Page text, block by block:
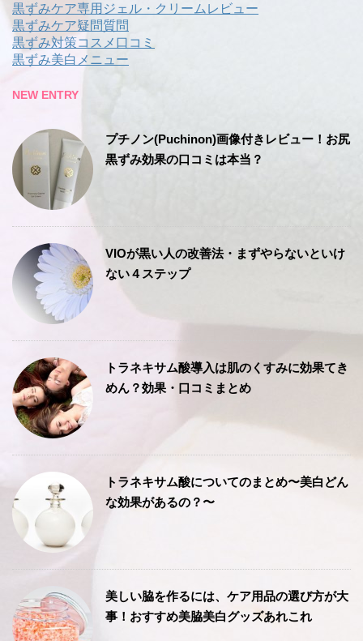
黒ずみケア専用ジェル・クリームレビュー
黒ずみケア疑問質問
黒ずみ対策コスメ口コミ
黒ずみ美白メニュー
NEW ENTRY
プチノン(Puchinon)画像付きレビュー！お尻
黒ずみ効果の口コミは本当？
VIOが黒い人の改善法・まずやらないといけ
ない４ステップ
トラネキサム酸導入は肌のくすみに効果てき
めん？効果・口コミまとめ
トラネキサム酸についてのまとめ〜美白どん
な効果があるの？〜
美しい脇を作るには、ケア用品の選び方が大
事！おすすめ美脇美白グッズあれこれ